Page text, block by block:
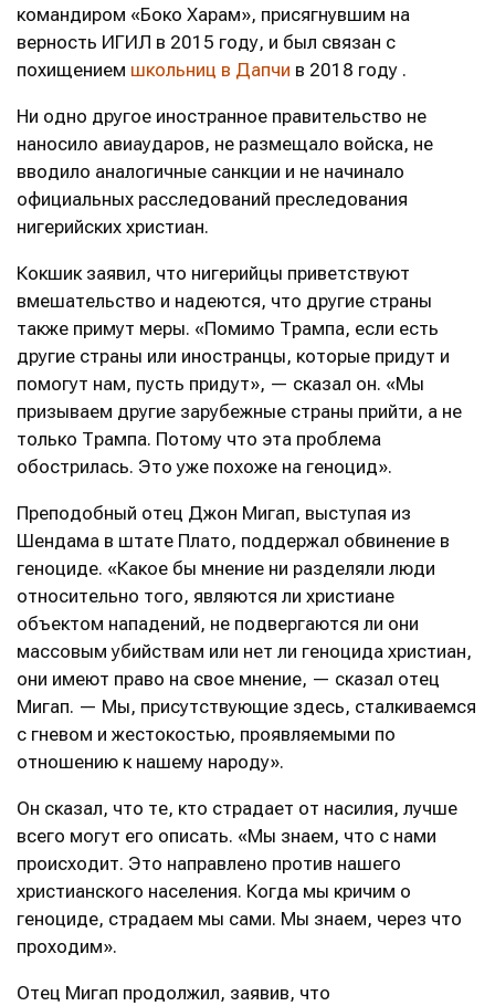
командиром «Боко Харам», присягнувшим на
верность ИГИЛ в 2015 году, и был связан с
похищением школьниц в Дапчи в 2018 году .
Ни одно другое иностранное правительство не
наносило авиаударов, не размещало войска, не
вводило аналогичные санкции и не начинало
официальных расследований преследования
нигерийских христиан.
Кокшик заявил, что нигерийцы приветствуют
вмешательство и надеются, что другие страны
также примут меры. «Помимо Трампа, если есть
другие страны или иностранцы, которые придут и
помогут нам, пусть придут», — сказал он. «Мы
призываем другие зарубежные страны прийти, а не
только Трампа. Потому что эта проблема
обострилась. Это уже похоже на геноцид».
Преподобный отец Джон Мигап, выступая из
Шендама в штате Плато, поддержал обвинение в
геноциде. «Какое бы мнение ни разделяли люди
относительно того, являются ли христиане
объектом нападений, не подвергаются ли они
массовым убийствам или нет ли геноцида христиан,
они имеют право на свое мнение, — сказал отец
Мигап. — Мы, присутствующие здесь, сталкиваемся
с гневом и жестокостью, проявляемыми по
отношению к нашему народу».
Он сказал, что те, кто страдает от насилия, лучше
всего могут его описать. «Мы знаем, что с нами
происходит. Это направлено против нашего
христианского населения. Когда мы кричим о
геноциде, страдаем мы сами. Мы знаем, через что
проходим».
Отец Мигап продолжил, заявив, что